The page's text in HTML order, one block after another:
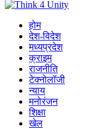
होम
देश-विदेश
मध्यप्रदेश
क्राइम
राजनीति
टेक्नोलॉजी
न्याय
मनोरंजन
शिक्षा
खेल